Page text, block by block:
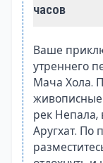
Помимо
славится
проживает
группа с
чортены и
отражающими
буддийские
цумбов
часов
Ваше
утреннего
Мача Хола.
живописные
рек
Аругхат. По